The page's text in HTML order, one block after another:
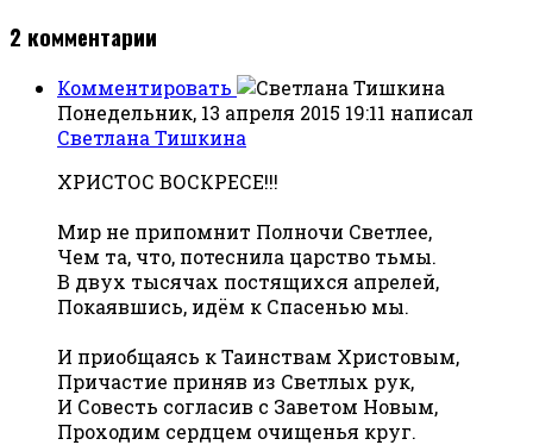
2 комментарии
Комментировать
Понедельник, 13 апреля 2015 19:11 написал
Светлана Тишкина
ХРИСТОС ВОСКРЕСЕ!!!
Мир не припомнит Полночи Светлее,
Чем та, что, потеснила царство тьмы.
В двух тысячах постящихся апрелей,
Покаявшись, идём к Спасенью мы.
И приобщаясь к Таинствам Христовым,
Причастие приняв из Светлых рук,
И Совесть согласив с Заветом Новым,
Проходим сердцем очищенья круг.